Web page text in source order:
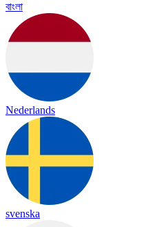
বাংলা
Nederlands
svenska